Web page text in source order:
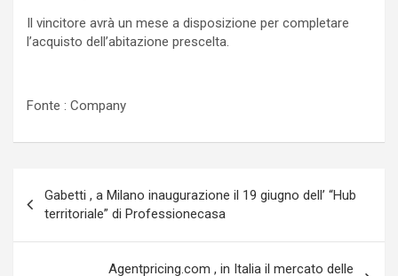
Il vincitore avrà un mese a disposizione per completare
l’acquisto dell’abitazione prescelta.
Fonte : Company
articoli
Gabetti , a Milano inaugurazione il 19 giugno dell’ “Hub
territoriale” di Professionecasa
Agentpricing.com , in Italia il mercato delle